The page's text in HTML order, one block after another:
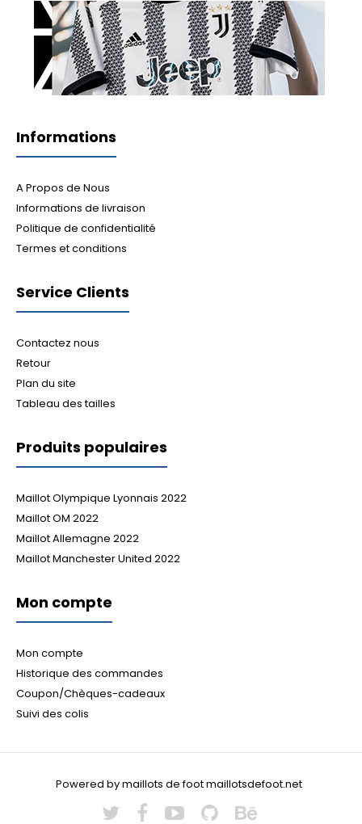
Informations
A Propos de Nous
Informations de livraison
Politique de confidentialité
Termes et conditions
Service Clients
Contactez nous
Retour
Plan du site
Tableau des tailles
Produits populaires
Maillot Olympique Lyonnais 2022
Maillot OM 2022
Maillot Allemagne 2022
Maillot Manchester United 2022
Mon compte
Mon compte
Historique des commandes
Coupon/Chèques-cadeaux
Suivi des colis
Powered by maillots de foot maillotsdefoot.net